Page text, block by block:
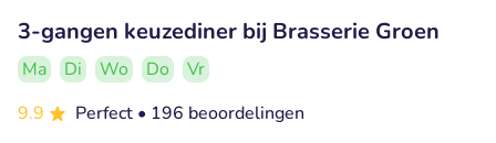
3-gangen keuzediner bij Brasserie Groen
Ma Di Wo Do
Vr
9.9
Perfect • 196 beoordelingen